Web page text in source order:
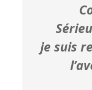
je suis